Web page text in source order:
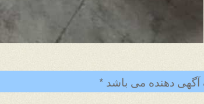
دهنده می باشد *